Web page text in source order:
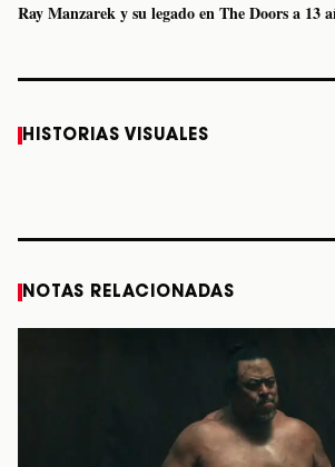
Ray Manzarek y su legado en The Doors a 13
HISTORIAS VISUALES
a Monterrey el
Staiti, guitarrista
NOTAS RELACIONADAS